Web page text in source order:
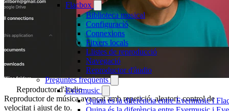
Flacbox
Biblioteca musical
Configuració
Connexions
Fitxers locals
Llistes de reproducció
Navegació
Reproductor d'àudio
Preguntes freqüents
Evermusic
Quina és la diferència entre Evermusic i
Reproductor d'àudio
Reproductor de música avançat amb repetició, aleatori, control de
velocitat i ajust de to.